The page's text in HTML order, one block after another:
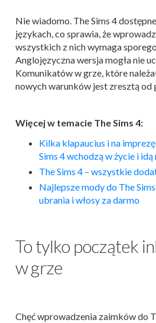
Nie wiadomo. The Sims 4
językach, co sprawia, że
wszystkich z nich wymaga
Anglojęzyczna wersja mogła nie
Komunikatów w grze, które
nowych warunków jest zresztą od
Więcej w temacie The Sims 4:
Kilka klapaucius i na
Sims 4 wchodzą w życie i idą
The Sims 4 – wszystkie
Najlepsze mody do The
ubrania i włosy za darmo
To tylko początek
w grze
Chęć wprowadzenia zaimków do